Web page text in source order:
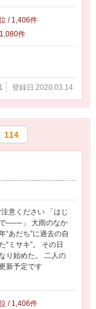
/ 1,406件
件
登録日 2020.03.14
114
意ください 「はじ
───」 大雨のなか
“あだち”に過去の自
“ミサキ”。 その日
り始めた。 二人の
新予定です
/ 1,406件